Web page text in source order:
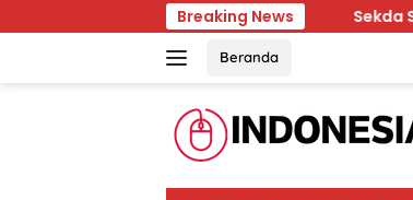
to
Breaking News
Sekda Sebut Indeks
Beranda